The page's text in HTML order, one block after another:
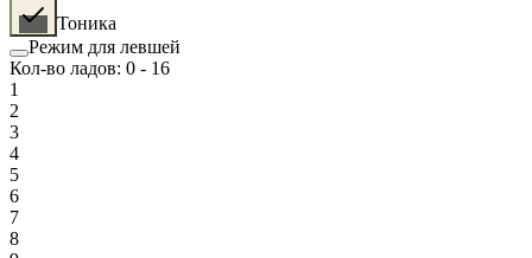
Тоника
Режим для левшей
Кол-во ладов: 0 - 16
1
2
3
4
5
6
7
8